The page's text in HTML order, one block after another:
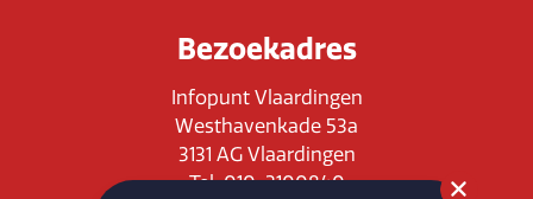
Bezoekadres
Infopunt Vlaardingen
Westhavenkade 53a
3131 AG Vlaardingen
Tel: 010-3100840